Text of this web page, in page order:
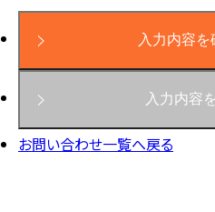
お問い合わせ一覧へ戻る